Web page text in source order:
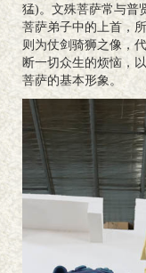
猛)。文殊菩萨常与普
菩萨弟子中的上首，
则为仗剑骑狮之像，
断一切众生的烦恼，
菩萨的基本形象。